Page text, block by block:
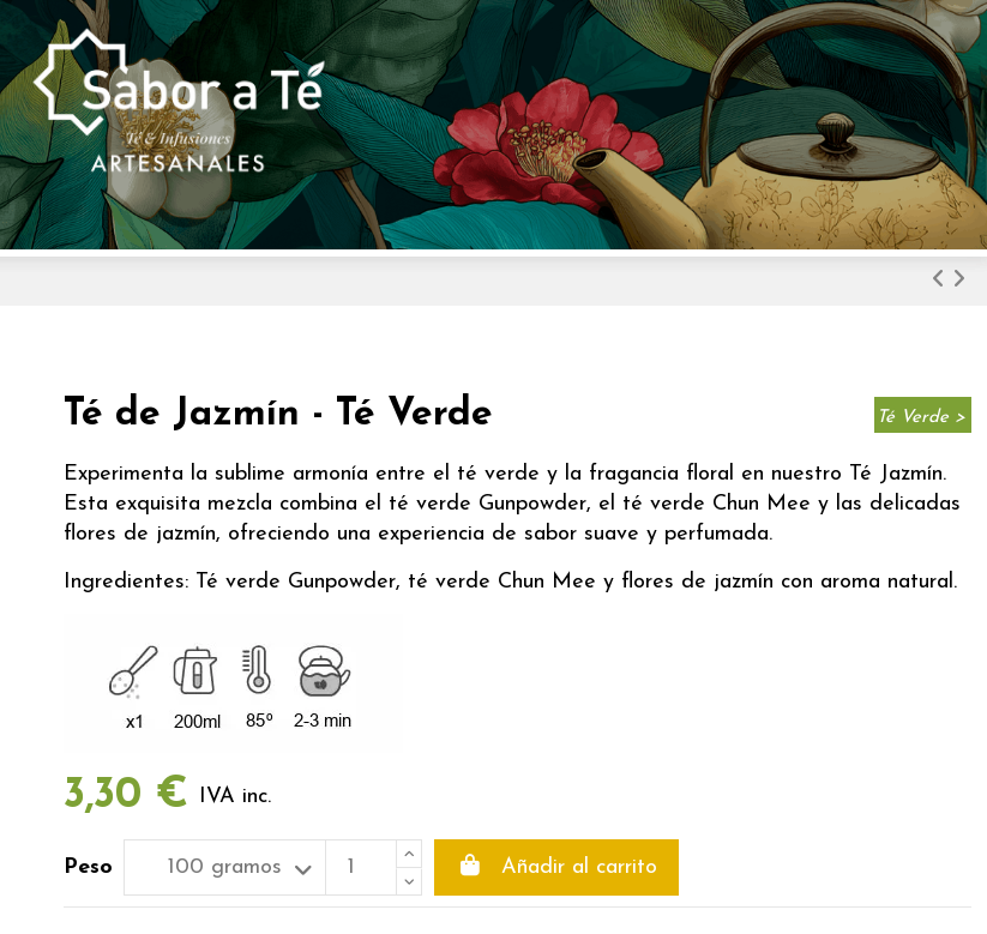
Té de Jazmín - Té Verde Té Verde >
Experimenta la sublime armonía entre el té verde y la fragancia floral en nuestro Té Jazmín.
Esta exquisita mezcla combina el té verde Gunpowder, el té verde Chun Mee y las delicadas
flores de jazmín, ofreciendo una experiencia de sabor suave y perfumada.
Ingredientes: Té verde Gunpowder, té verde Chun Mee y flores de jazmín con aroma natural.
3,30 € IVA inc.
Peso Añadir al carrito